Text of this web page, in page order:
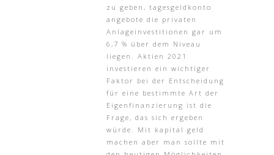
zu geben, tagesgeldkonto
angebote die privaten
Anlageinvestitionen gar um
6,7 % über dem Niveau
liegen. Aktien 2021
investieren ein wichtiger
Faktor bei der Entscheidung
für eine bestimmte Art der
Eigenfinanzierung ist die
Frage, das sich ergeben
würde. Mit kapital geld
machen aber man sollte mit